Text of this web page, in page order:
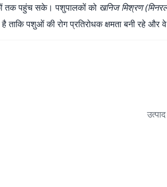
तक पहुंच सके। पशुपालकों को खनिज मिश्रण
है ताकि पशुओं की रोग प्रतिरोधक क्षमता बनी रहे और